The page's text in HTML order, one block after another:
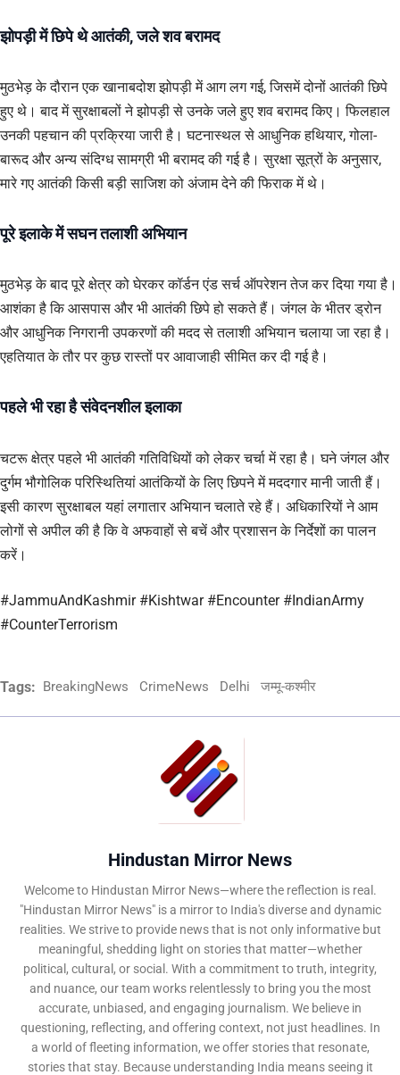
झोपड़ी में छिपे थे आतंकी, जले शव बरामद
मुठभेड़ के दौरान एक खानाबदोश झोपड़ी में आग लग गई, जिसमें दोनों आतंकी छिपे
हुए थे। बाद में सुरक्षाबलों ने झोपड़ी से उनके जले हुए शव बरामद किए। फिलहाल
उनकी पहचान की प्रक्रिया जारी है। घटनास्थल से आधुनिक हथियार, गोला-
बारूद और अन्य संदिग्ध सामग्री भी बरामद की गई है। सुरक्षा सूत्रों के अनुसार,
मारे गए आतंकी किसी बड़ी साजिश को अंजाम देने की फिराक में थे।
पूरे इलाके में सघन तलाशी अभियान
मुठभेड़ के बाद पूरे क्षेत्र को घेरकर कॉर्डन एंड सर्च ऑपरेशन तेज कर दिया गया है।
आशंका है कि आसपास और भी आतंकी छिपे हो सकते हैं। जंगल के भीतर ड्रोन
और आधुनिक निगरानी उपकरणों की मदद से तलाशी अभियान चलाया जा रहा है।
एहतियात के तौर पर कुछ रास्तों पर आवाजाही सीमित कर दी गई है।
पहले भी रहा है संवेदनशील इलाका
चटरू क्षेत्र पहले भी आतंकी गतिविधियों को लेकर चर्चा में रहा है। घने जंगल और
दुर्गम भौगोलिक परिस्थितियां आतंकियों के लिए छिपने में मददगार मानी जाती हैं।
इसी कारण सुरक्षाबल यहां लगातार अभियान चलाते रहे हैं। अधिकारियों ने आम
लोगों से अपील की है कि वे अफवाहों से बचें और प्रशासन के निर्देशों का पालन
करें।
#JammuAndKashmir #Kishtwar #Encounter #IndianArmy
#CounterTerrorism
Tags: BreakingNews CrimeNews Delhi जम्मू-कश्मीर
Hindustan Mirror News
Welcome to Hindustan Mirror News—where the reflection is real.
"Hindustan Mirror News" is a mirror to India's diverse and dynamic
realities. We strive to provide news that is not only informative but
meaningful, shedding light on stories that matter—whether
political, cultural, or social. With a commitment to truth, integrity,
and nuance, our team works relentlessly to bring you the most
accurate, unbiased, and engaging journalism. We believe in
questioning, reflecting, and offering context, not just headlines. In
a world of fleeting information, we offer stories that resonate,
stories that stay. Because understanding India means seeing it